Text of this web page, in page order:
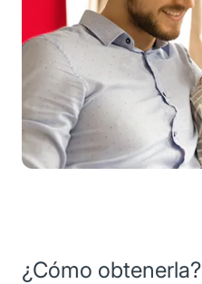
¿Cómo obtenerla?